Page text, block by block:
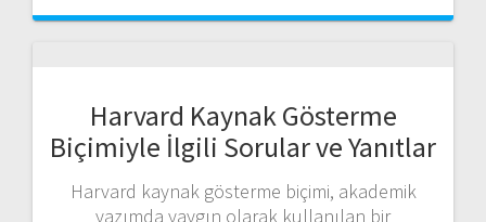
Harvard Kaynak Gösterme
Biçimiyle İlgili Sorular ve Yanıtlar
Harvard kaynak gösterme biçimi, akademik
yazımda yaygın olarak kullanılan bir